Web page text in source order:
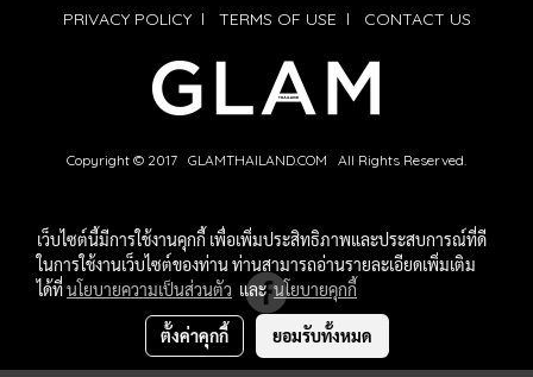
PRIVACY POLICYl TERMS OF USE l CONTACT US
Copyright © 2017 GLAMTHAILAND.COM All Rights Reserved.
เว็บไซต์นี้มีการใช้งานคุกกี้ เพื่อเพิ่มประสิทธิภาพและประสบการณ์ที่ดี
ในการใช้งานเว็บไซต์ของท่าน ท่านสามารถอ่านรายละเอียดเพิ่มเติม
ได้ที่นโยบายความเป็นส่วนตัว และนโยบายคุกกี้
ตั้งค่าคุกกี้ ยอมรับทั้งหมด